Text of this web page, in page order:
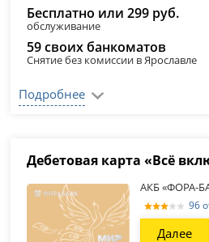
Бесплатно или 299 руб.
обслуживание
59 своих банкоматов
Снятие без комиссии в Ярославле
Подробнее
Дебетовая карта «Всё
АКБ «ФОРА-
96
Далее